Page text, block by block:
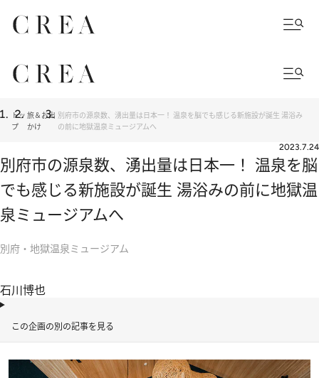
トッ
プ
旅＆お出
かけ
別府市の源泉数、湧出量は日本一！ 温泉を脳でも感じる新施設が誕生 湯浴み
の前に地獄温泉ミュージアムへ
2023.7.24
別府市の源泉数、湧出量は日本一！ 温泉を脳
でも感じる新施設が誕生 湯浴みの前に地獄温
泉ミュージアムへ
別府・地獄温泉ミュージアム
石川博也
この企画の別の記事を見る